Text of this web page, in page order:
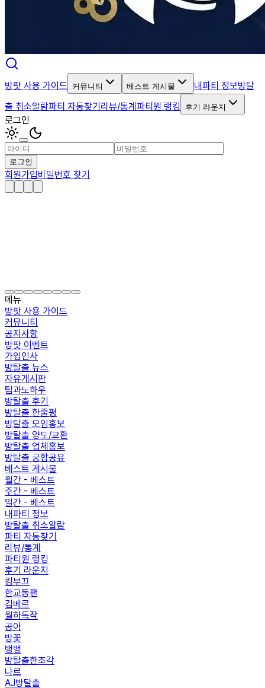
방팟 사용 가이드 커뮤니티 베스트 게시물 내파티 정보방탈
출 취소알람파티 자동찾기리뷰/통계파티원 랭킹 후기 라운지
로그인
로그인
회원가입비밀번호 찾기
메뉴
방팟 사용 가이드
커뮤니티
공지사항
방팟 이벤트
가입인사
방탈출 뉴스
자유게시판
팁과노하우
방탈출 후기
방탈출 한줄평
방탈출 모임홍보
방탈출 양도/교환
방탈출 업체홍보
방탈출 궁합공유
베스트 게시물
월간 - 베스트
주간 - 베스트
일간 - 베스트
내파티 정보
방탈출 취소알람
파티 자동찾기
리뷰/통계
파티원 랭킹
후기 라운지
킹부끄
한교동팬
김베르
월하독작
공아
방꽃
뱅뱅
방탈출한조각
나르
AJ방탈출